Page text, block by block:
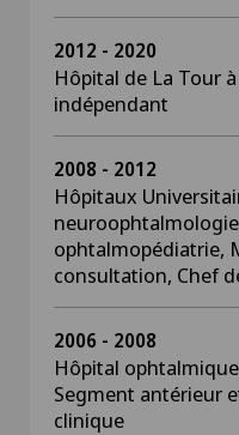
2012 - 2020
Hôpital de La Tour
indépendant
2008 - 2012
Hôpitaux
ophtalmopédiatrie,
consultation, Chef
2006 - 2008
Hôpital
Segment antérieur
clinique